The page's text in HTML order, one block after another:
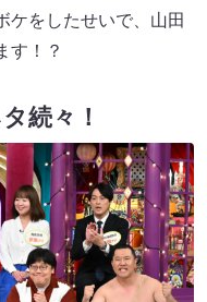
ケをしたせいで、山田
す！？
続々！